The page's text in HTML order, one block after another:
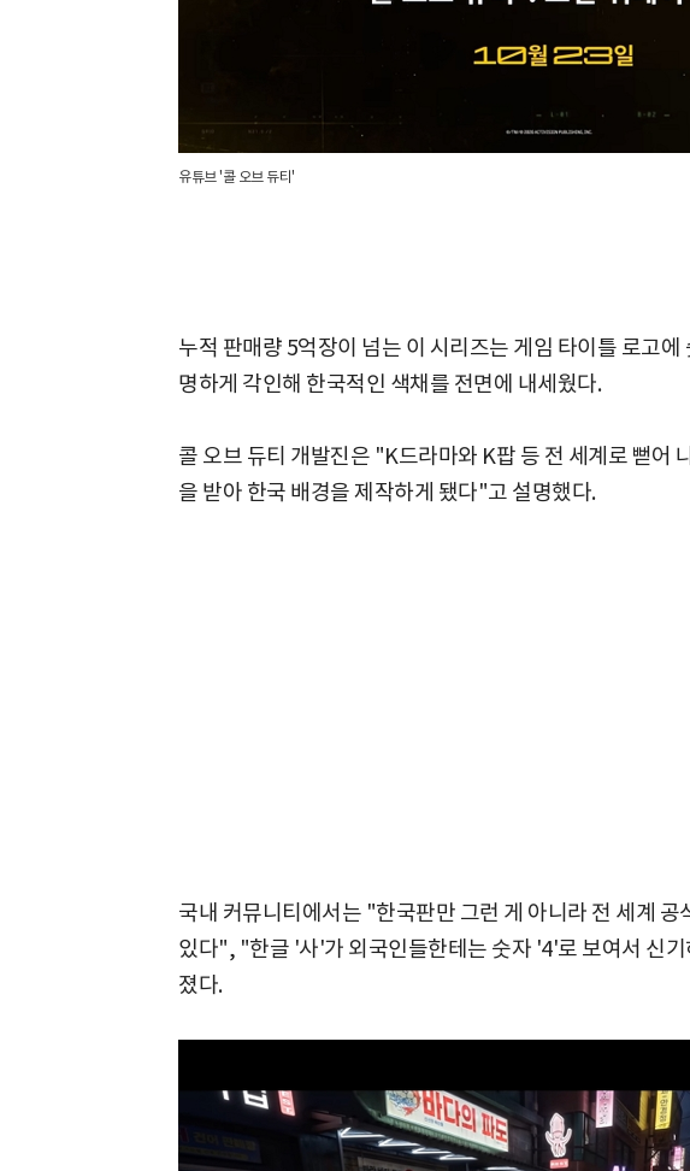
유튜브 '콜 오브 듀티'
누적 판매량 5억장이 넘는 이 시리즈는 게임 타이틀 로고
명하게 각인해 한국적인 색채를 전면에 내세웠다.
콜 오브 듀티 개발진은 "K드라마와 K팝 등 전 세계로 뻗어
을 받아 한국 배경을 제작하게 됐다"고 설명했다.
국내 커뮤니티에서는 "한국판만 그런 게 아니라 전 세계 공
있다", "한글 '사'가 외국인들한테는 숫자 '4'로 보여서 신
졌다.